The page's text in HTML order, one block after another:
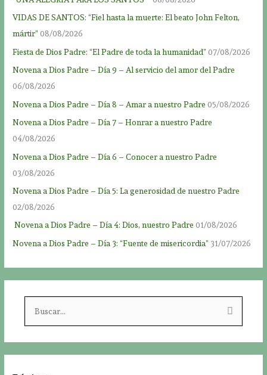
VIDAS DE SANTOS: “Fiel hasta la muerte: El beato John Felton,
mártir” 08/08/2026
Fiesta de Dios Padre: “El Padre de toda la humanidad” 07/08/2026
Novena a Dios Padre – Día 9 – Al servicio del amor del Padre
06/08/2026
Novena a Dios Padre – Día 8 – Amar a nuestro Padre 05/08/2026
Novena a Dios Padre – Día 7 – Honrar a nuestro Padre
04/08/2026
Novena a Dios Padre – Día 6 – Conocer a nuestro Padre
03/08/2026
Novena a Dios Padre – Día 5: La generosidad de nuestro Padre
02/08/2026
Novena a Dios Padre – Día 4: Dios, nuestro Padre 01/08/2026
Novena a Dios Padre – Día 3: “Fuente de misericordia” 31/07/2026